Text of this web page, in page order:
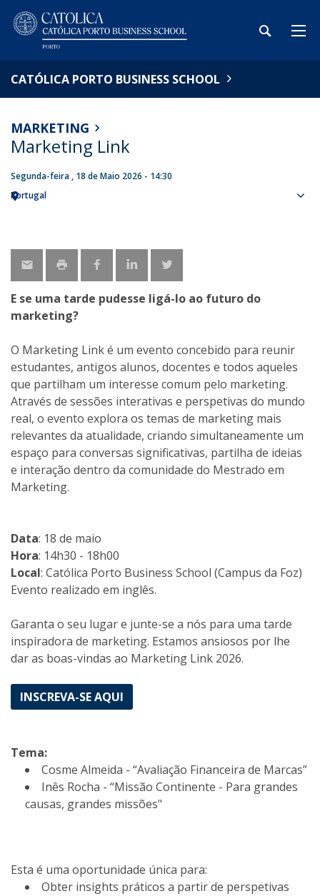
CATÓLICA PORTO BUSINESS SCHOOL
MARKETING
Marketing Link
Segunda-feira , 18 de Maio 2026 - 14:30
Portugal
E se uma tarde pudesse ligá-lo ao futuro do
marketing?
O Marketing Link é um evento concebido para reunir
estudantes, antigos alunos, docentes e todos aqueles
que partilham um interesse comum pelo marketing.
Através de sessões interativas e perspetivas do mundo
real, o evento explora os temas de marketing mais
relevantes da atualidade, criando simultaneamente um
espaço para conversas significativas, partilha de ideias
e interação dentro da comunidade do Mestrado em
Marketing.
Data: 18 de maio
Hora: 14h30 - 18h00
Local: Católica Porto Business School (Campus da Foz)
Evento realizado em inglês.
Garanta o seu lugar e junte-se a nós para uma tarde
inspiradora de marketing. Estamos ansiosos por lhe
dar as boas-vindas ao Marketing Link 2026.
INSCREVA-SE AQUI
Tema:
Cosme Almeida - “Avaliação Financeira de Marcas”
Inês Rocha - “Missão Continente - Para grandes
causas, grandes missões"
Esta é uma oportunidade única para:
Obter insights práticos a partir de perspetivas